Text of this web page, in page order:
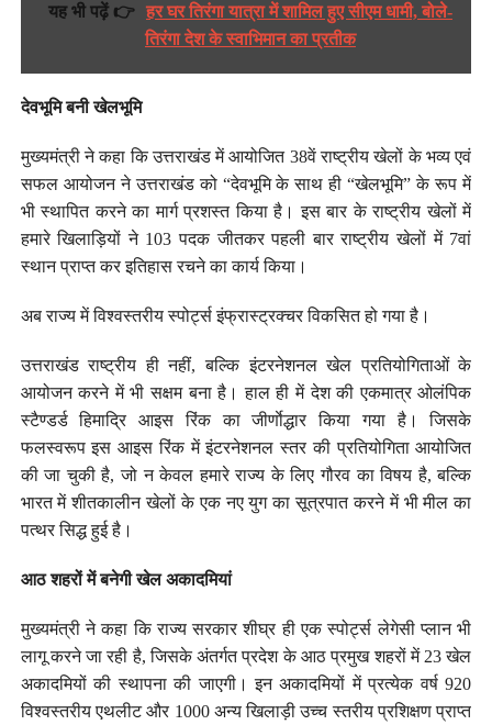
यह भी पढ़ें 👉 हर घर तिरंगा यात्रा में शामिल हुए सीएम धामी, बोले-
तिरंगा देश के स्वाभिमान का प्रतीक
देवभूमि बनी खेलभूमि
मुख्यमंत्री ने कहा कि उत्तराखंड में आयोजित 38वें राष्ट्रीय खेलों के भव्य एवं
सफल आयोजन ने उत्तराखंड को “देवभूमि के साथ ही “खेलभूमि” के रूप में
भी स्थापित करने का मार्ग प्रशस्त किया है। इस बार के राष्ट्रीय खेलों में
हमारे खिलाड़ियों ने 103 पदक जीतकर पहली बार राष्ट्रीय खेलों में 7वां
स्थान प्राप्त कर इतिहास रचने का कार्य किया।
अब राज्य में विश्वस्तरीय स्पोर्ट्स इंफ्रास्ट्रक्चर विकसित हो गया है।
उत्तराखंड राष्ट्रीय ही नहीं, बल्कि इंटरनेशनल खेल प्रतियोगिताओं के
आयोजन करने में भी सक्षम बना है। हाल ही में देश की एकमात्र ओलंपिक
स्टैण्डर्ड हिमाद्रि आइस रिंक का जीर्णाेद्धार किया गया है। जिसके
फलस्वरूप इस आइस रिंक में इंटरनेशनल स्तर की प्रतियोगिता आयोजित
की जा चुकी है, जो न केवल हमारे राज्य के लिए गौरव का विषय है, बल्कि
भारत में शीतकालीन खेलों के एक नए युग का सूत्रपात करने में भी मील का
पत्थर सिद्ध हुई है।
आठ शहरों में बनेगी खेल अकादमियां
मुख्यमंत्री ने कहा कि राज्य सरकार शीघ्र ही एक स्पोर्ट्स लेगेसी प्लान भी
लागू करने जा रही है, जिसके अंतर्गत प्रदेश के आठ प्रमुख शहरों में 23 खेल
अकादमियों की स्थापना की जाएगी। इन अकादमियों में प्रत्येक वर्ष 920
विश्वस्तरीय एथलीट और 1000 अन्य खिलाड़ी उच्च स्तरीय प्रशिक्षण प्राप्त